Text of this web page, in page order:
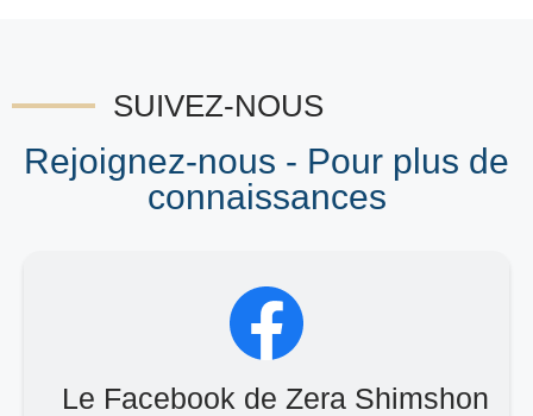
SUIVEZ-NOUS
Rejoignez-nous - Pour plus de
connaissances
Le Facebook de Zera Shimshon